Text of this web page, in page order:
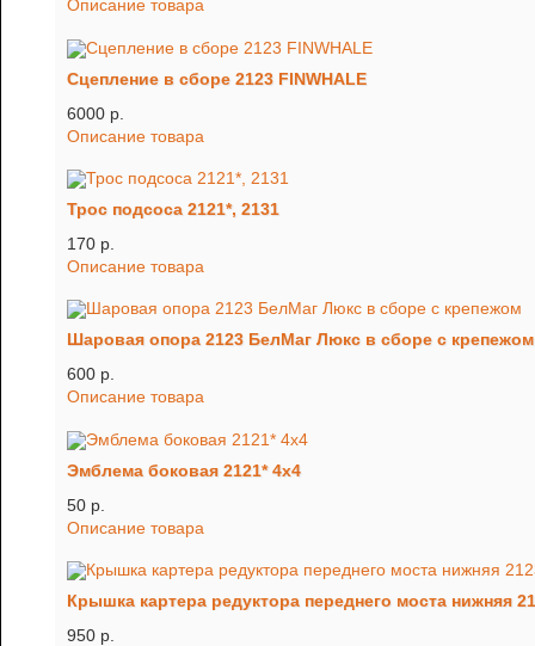
Описание товара
Сцепление в сборе 2123 FINWHALE
6000 p.
Описание товара
Трос подсоса 2121*, 2131
170 p.
Описание товара
Шаровая опора 2123 БелМаг Люкс в сборе с крепежом
600 p.
Описание товара
Эмблема боковая 2121* 4х4
50 p.
Описание товара
Крышка картера редуктора переднего моста нижняя
950 p.